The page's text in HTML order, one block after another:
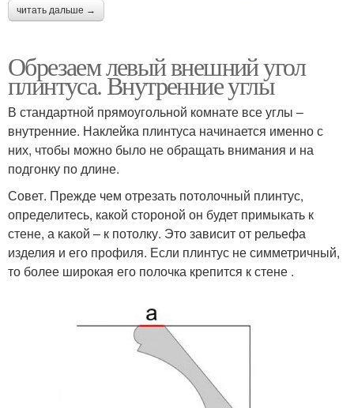
читать дальше →
Обрезаем левый внешний угол
плинтуса. Внутренние углы
В стандартной прямоугольной комнате все углы –
внутренние. Наклейка плинтуса начинается именно с
них, чтобы можно было не обращать внимания и на
подгонку по длине.
Совет. Прежде чем отрезать потолочный плинтус,
определитесь, какой стороной он будет примыкать к
стене, а какой – к потолку. Это зависит от рельефа
изделия и его профиля. Если плинтус не симметричный,
то более широкая его полочка крепится к стене .